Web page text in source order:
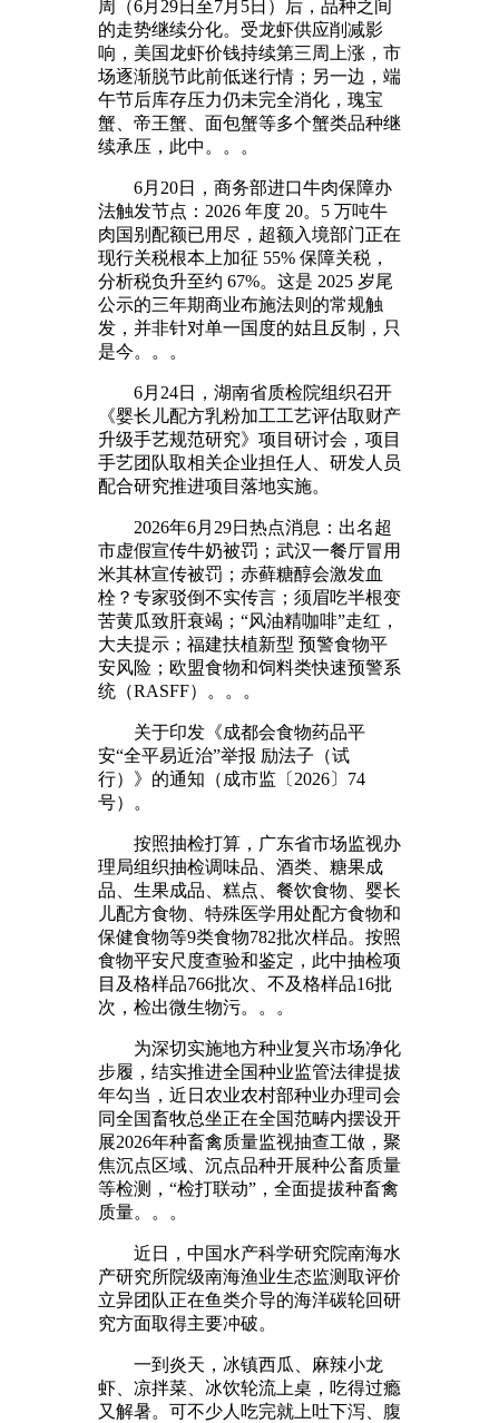
周（6月29日至7月5日）后，品种之间
的走势继续分化。受龙虾供应削减影
响，美国龙虾价钱持续第三周上涨，市
场逐渐脱节此前低迷行情；另一边，端
午节后库存压力仍未完全消化，瑰宝
蟹、帝王蟹、面包蟹等多个蟹类品种继
续承压，此中。。。
6月20日，商务部进口牛肉保障办
法触发节点：2026 年度 20。5 万吨牛
肉国别配额已用尽，超额入境部门正在
现行关税根本上加征 55% 保障关税，
分析税负升至约 67%。这是 2025 岁尾
公示的三年期商业布施法则的常规触
发，并非针对单一国度的姑且反制，只
是今。。。
6月24日，湖南省质检院组织召开
《婴长儿配方乳粉加工工艺评估取财产
升级手艺规范研究》项目研讨会，项目
手艺团队取相关企业担任人、研发人员
配合研究推进项目落地实施。
2026年6月29日热点消息：出名超
市虚假宣传牛奶被罚；武汉一餐厅冒用
米其林宣传被罚；赤藓糖醇会激发血
栓？专家驳倒不实传言；须眉吃半根变
苦黄瓜致肝衰竭；“风油精咖啡”走红，
大夫提示；福建扶植新型 预警食物平
安风险；欧盟食物和饲料类快速预警系
统（RASFF）。。。
关于印发《成都会食物药品平
安“全平易近治”举报 励法子（试
行）》的通知（成市监〔2026〕74
号）。
按照抽检打算，广东省市场监视办
理局组织抽检调味品、酒类、糖果成
品、生果成品、糕点、餐饮食物、婴长
儿配方食物、特殊医学用处配方食物和
保健食物等9类食物782批次样品。按照
食物平安尺度查验和鉴定，此中抽检项
目及格样品766批次、不及格样品16批
次，检出微生物污。。。
为深切实施地方种业复兴市场净化
步履，结实推进全国种业监管法律提拔
年勾当，近日农业农村部种业办理司会
同全国畜牧总坐正在全国范畴内摆设开
展2026年种畜禽质量监视抽查工做，聚
焦沉点区域、沉点品种开展种公畜质量
等检测，“检打联动”，全面提拔种畜禽
质量。。。
近日，中国水产科学研究院南海水
产研究所院级南海渔业生态监测取评价
立异团队正在鱼类介导的海洋碳轮回研
究方面取得主要冲破。
一到炎天，冰镇西瓜、麻辣小龙
虾、凉拌菜、冰饮轮流上桌，吃得过瘾
又解暑。可不少人吃完就上吐下泻、腹